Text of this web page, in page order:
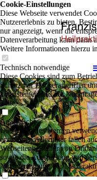
Cookie-Einstellungen
Diese Webseite verwendet
Nutzererlebnis zu bieten.
nur angezeigt, wenn die
Datenverarbeitung kann dann
Weitere Informationen hierzu
Technisch notwendige
Diese Cookies sind zum
Schutz vor Hackerangriffen
konsistenten und der
Seite.
Analytische
Diese Cookies werden
optimieren. Hierunter fallen
Webseitenbetreiber von
sowie die Ausspielung von
Nachverfolgung der